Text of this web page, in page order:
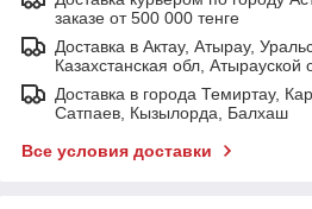
заказе от 500 000 тенге
Доставка в Актау, Атырау,
Казахстанская обл, Атырауской
Доставка в города Темиртау,
Сатпаев, Кызылорда, Балхаш
Все условия доставки